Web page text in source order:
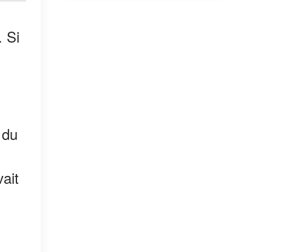
Si